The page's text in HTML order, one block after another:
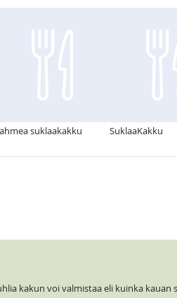
suklaakakku SuklaaKakku
kakun voi valmistaa eli kuinka kauan